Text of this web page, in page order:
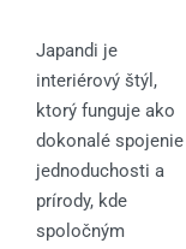
Japandi je
interiérový štýl,
ktorý funguje ako
dokonalé spojenie
jednoduchosti a
prírody, kde
spoločným